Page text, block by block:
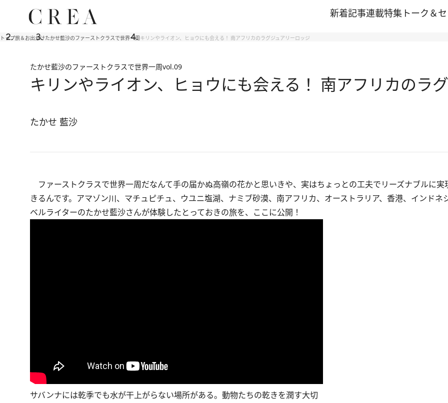
新着記事連載特集 トーク＆
トップ旅＆お出かけたかせ藍沙のファーストクラスで世界一周キリンやライオン、ヒョウにも会える！ 南アフリカのラグジュアリーロッジ
たかせ藍沙のファーストクラスで世界一周vol.09
キリンやライオン、ヒョウにも会える！ 南アフリカのラ
たかせ 藍沙
ファーストクラスで世界一周だなんて手の届かぬ高嶺の花かと思いきや、実はちょっとの工夫でリーズナブルに実
きるんです。アマゾン川、マチュピチュ、ウユニ塩湖、ナミブ砂漠、南アフリカ、オーストラリア、香港、インド
ベルライターのたかせ藍沙さんが体験したとっておきの旅を、ここに公開！
サバンナには乾季でも水が干上がらない場所がある。動物たちの乾きを潤す大切